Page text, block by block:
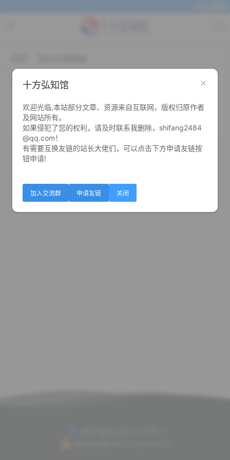
最新改良版彩虹商城知识付费模板系统
0 0
十方弘知馆
欢迎光临,本站部分文章、资源来自互联网，版权归原作者
及网站所有。
如果侵犯了您的权利，请及时联系我删除，shifang2484
@qq.com！
有需要互换友链的站长大佬们，可以点击下方申请友链按
钮申请!
加入交流群 申请友链 关闭